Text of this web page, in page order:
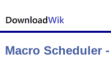
Macro Scheduler